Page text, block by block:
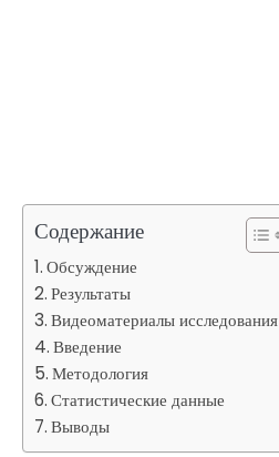
Содержание
Обсуждение
Результаты
Видеоматериалы исследования
Введение
Методология
Статистические данные
Выводы